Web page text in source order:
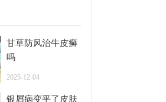
甘草防风治牛皮癣
吗
2025-12-04
银屑病变平了皮肤